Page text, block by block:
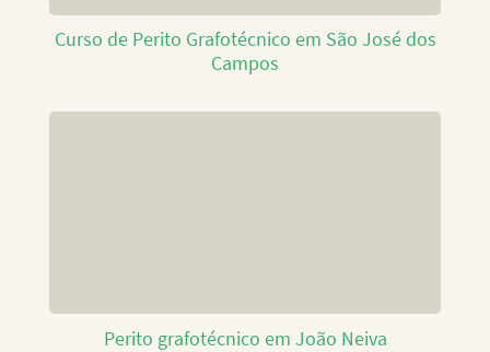
Curso de Perito Grafotécnico em São José dos
Campos
Perito grafotécnico em João Neiva